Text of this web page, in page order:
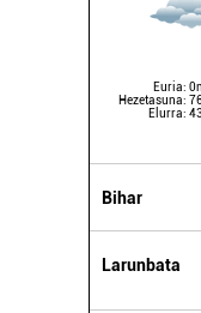
Euria:
Hezetasuna:
Elurra:
Bihar
Larunbata